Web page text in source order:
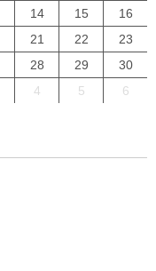
14 15
16
21 22
23
28 29
30
4 5 6